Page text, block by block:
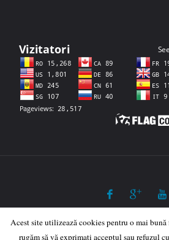
©2023 Școala Gimnazială "Gelu
Acest site utilizează cookies pentru o mai
rugăm să vă exprimați acceptul sau refuzul